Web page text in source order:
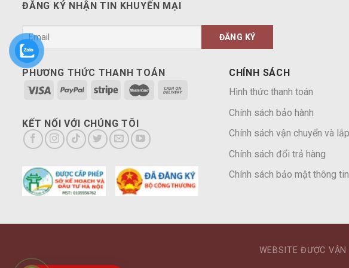
ĐĂNG KÝ NHẬN TIN KHUYẾN MẠI
PHƯƠNG THỨC THANH TOÁN
KẾT NỐI VỚI CHÚNG TÔI
CHÍNH SÁCH
Hình thức thanh toán
Chính sách bảo hành
Chính sách vận chuyển và
Chính sách đổi trả hàng
Chính sách bảo mật thông tin
WEBSITE ĐƯỢC